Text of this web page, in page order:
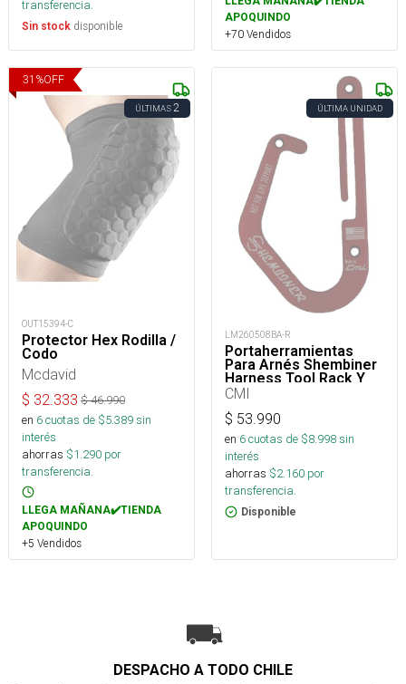
transferencia.
Sin stock disponible
APOQUINDO
+70 Vendidos
31 %OFF
ÚLTIMAS2
OUT15394-C
Protector Hex Rodilla /
Codo
Mcdavid
$ 32.333 $46.990
en 6cuotas de $5.389sin
interés
ahorras $1.290 por
transferencia.
LLEGA MAÑANA✔️TIENDA
APOQUINDO
+5 Vendidos
ÚLTIMA UNIDAD
LM260508BA-R
Portaherramientas
Para Arnés Shembiner
Harness Tool Rack Y
Arborismo
CMI
$ 53.990
en 6cuotas de $8.998sin
interés
ahorras $2.160 por
transferencia.
Disponible
DESPACHO A TODO CHILE